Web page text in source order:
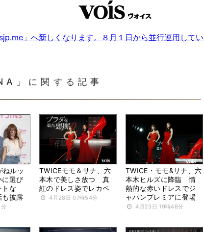
」へ新しくなります。８月１日から並行運用してい
」に関する記事
ねルッ
選び
な
も披露
TWICEモモ＆サナ、六
本木で美しさ放つ 真
紅のドレス姿でレカペ
4月28日 07時54分
TWICE・モモ&サナ、六
本木ヒルズに降臨 情
熱的な赤いドレスでジ
ャパンプレミアに登場
4月23日 19時48分